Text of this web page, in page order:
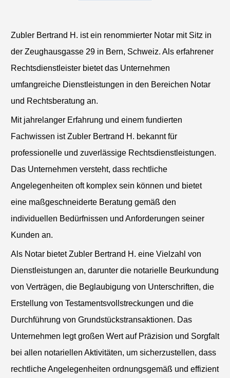
Zubler Bertrand H. ist ein renommierter Notar mit Sitz in
der Zeughausgasse 29 in Bern, Schweiz. Als erfahrener
Rechtsdienstleister bietet das Unternehmen
umfangreiche Dienstleistungen in den Bereichen Notar
und Rechtsberatung an.
Mit jahrelanger Erfahrung und einem fundierten
Fachwissen ist Zubler Bertrand H. bekannt für
professionelle und zuverlässige Rechtsdienstleistungen.
Das Unternehmen versteht, dass rechtliche
Angelegenheiten oft komplex sein können und bietet
eine maßgeschneiderte Beratung gemäß den
individuellen Bedürfnissen und Anforderungen seiner
Kunden an.
Als Notar bietet Zubler Bertrand H. eine Vielzahl von
Dienstleistungen an, darunter die notarielle Beurkundung
von Verträgen, die Beglaubigung von Unterschriften, die
Erstellung von Testamentsvollstreckungen und die
Durchführung von Grundstückstransaktionen. Das
Unternehmen legt großen Wert auf Präzision und Sorgfalt
bei allen notariellen Aktivitäten, um sicherzustellen, dass
rechtliche Angelegenheiten ordnungsgemäß und effizient